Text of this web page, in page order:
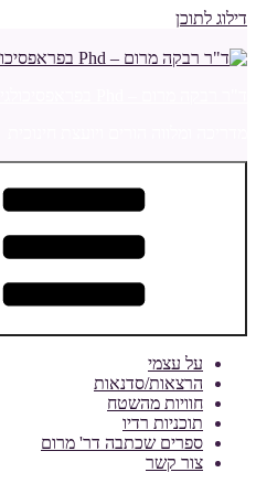
דילוג לתוכן
על עצמי
הרצאות/סדנאות
חוויות מהשטח
תוכניות רדיו
ספרים שכתבה דר' מרום
צור קשר